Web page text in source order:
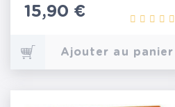
Prix
15,90 €
Ajouter au panier